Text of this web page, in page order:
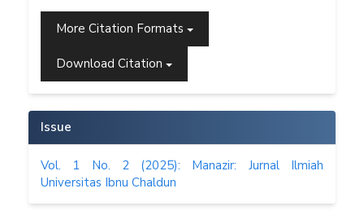
More Citation Formats
Download Citation
Issue
Vol. 1 No. 2 (2025): Manazir: Jurnal Ilmiah
Universitas Ibnu Chaldun